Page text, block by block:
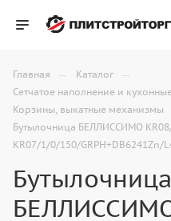
Главная — Каталог —
Сетчатое наполнение и
Корзины, выкатные механизмы
Бутылочница БЕЛЛИССИМО
KR07/1/0/150/GRPH+DB6241Zn/
Бутылочница